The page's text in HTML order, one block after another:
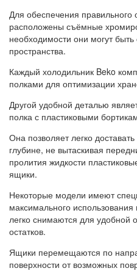
Для обеспечения
расположены съёмные
необходимости они могут
пространства.
Каждый холодильник Beko
полками для оптимизации
Другой удобной деталью
полка с пластиковыми
Она позволяет легко
глубине, не вытаскивая
пролития жидкости
ящики.
Некоторые модели имеют
максимального
легко снимаются для удобной
остатков.
Ящики перемещаются по
поверхности от возможных